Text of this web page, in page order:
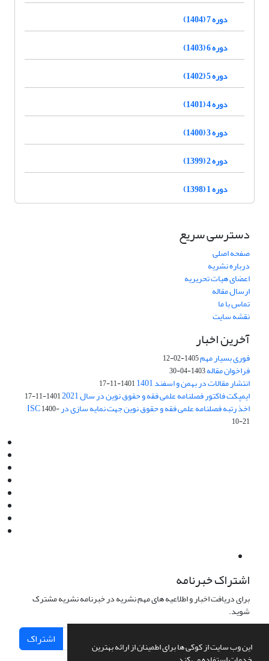
این وب سایت از کوکی ها برای اطمینان از ارائه بهترین
دوره 7 (1404)
دوره 6 (1403)
دوره 5 (1402)
دوره 4 (1401)
دوره 3 (1400)
دوره 2 (1399)
دوره 1 (1398)
دسترسی سریع
صفحه اصلی
درباره نشریه
اعضای هیات تحریریه
ارسال مقاله
تماس با ما
نقشه سایت
آخرین اخبار
فوری بسیار مهم1405-02-12
فراخوان مقاله1403-04-30
انتشار مقالات در بهمن و اسفند 1401 1401-11-17
ایمپکت فاکتور فصلنامه علمی فقه و حقوق نوین در سال 2021 1401-11-17
اخذ رتبه فصلنامه علمی فقه و حقوق نوین جهت نمایه سازی در ISC1400-
10-21
اشتراک خبرنامه
برای دریافت اخبار و اطلاعیه های مهم نشریه در خبرنامه نشریه مشترک
شوید.
اشتراک